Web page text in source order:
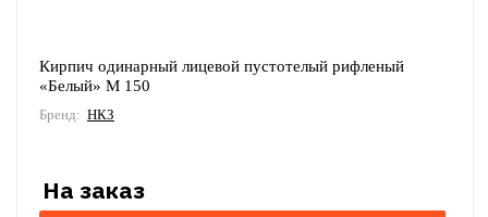
Кирпич одинарный лицевой пустотелый рифленый
«Белый» М 150
Бренд: НКЗ